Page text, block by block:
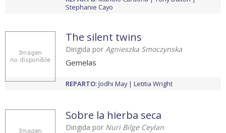
Stephanie Cayo
The silent twins
Dirigida por Agnieszka Smoczynska
Gemelas
REPARTO: Jodhi May Letitia Wright
Sobre la hierba seca
Dirigida por Nuri Bilge Ceylan